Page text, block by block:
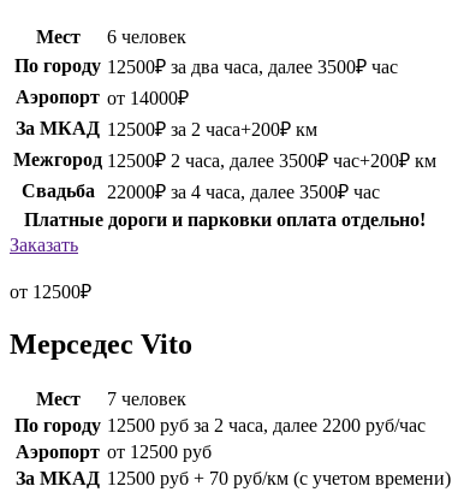
Мест
6 человек
По городу 12500₽ за два часа, далее 3500₽ час
Аэропорт от 14000₽
За МКАД 12500₽ за 2 часа+200₽ км
Межгород 12500₽ 2 часа, далее 3500₽ час+200₽ км
Свадьба
22000₽ за 4 часа, далее 3500₽ час
Платные дороги и парковки оплата отдельно!
Заказать
от 12500₽
Мерседес Vito
Мест
7 человек
По городу 12500 руб за 2 часа, далее 2200 руб/час
Аэропорт от 12500 руб
За МКАД 12500 руб + 70 руб/км (с учетом времени)